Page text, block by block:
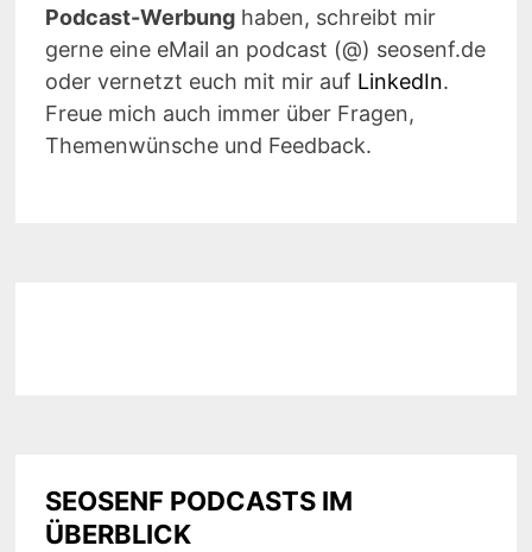
Podcast-Werbunghaben, schreibt mir
gerne eine eMail an podcast (@) seosenf.de
oder vernetzt euch mit mir auf LinkedIn.
Freue mich auch immer über Fragen,
Themenwünsche und Feedback.
SEOSENF PODCASTS IM
ÜBERBLICK